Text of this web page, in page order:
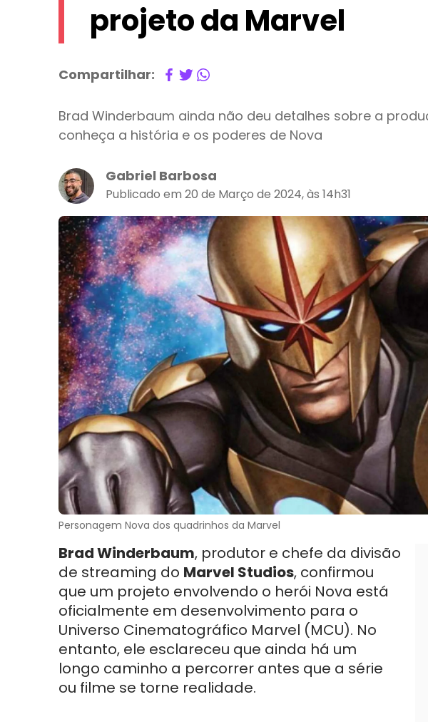
projeto da Marvel
Compartilhar:
Brad Winderbaum ainda não deu detalhes sobre a
conheça a história e os poderes de Nova
Gabriel Barbosa
Publicado em 20 de Março de 2024, às 14h31
Personagem Nova dos quadrinhos da Marvel
Brad Winderbaum, produtor e chefe da divisão
de streaming do Marvel Studios, confirmou
que um projeto envolvendo o herói Nova está
oficialmente em desenvolvimento para o
Universo Cinematográfico Marvel (MCU). No
entanto, ele esclareceu que ainda há um
longo caminho a percorrer antes que a série
ou filme se torne realidade.